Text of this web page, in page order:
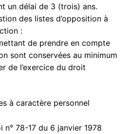
un délai de 3 (trois) ans.
des listes d’opposition à
:
de prendre en compte
sont conservées au minimum
de l’exercice du droit
à caractère personnel
n° 78-17 du 6 janvier 1978